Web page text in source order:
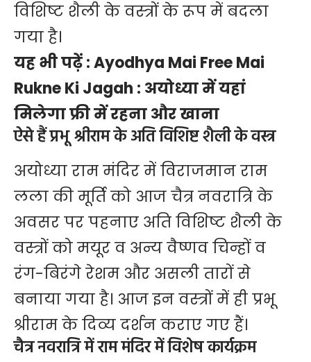
विशिष्ट शैली के वस्त्रों के रूप में बदला
गया है।
यह भी पढ़ें :Ayodhya Mai Free Mai
Rukne Ki Jagah : अयोध्या में यहां
मिलेगा फ्री में रहना और खाना
ऐसे हैं प्रभू श्रीराम के अति विशिष्ट शैली के वस्त्र
अयोध्याराम मंदिरमें विराजमान राम
लला की मूर्ति को आज चैत्र नवरात्रि के
अवसर पर पहनाए अति विशिष्ट शैली के
वस्त्रों को मयूर व अन्य वैष्णव चिन्हों व
रंग-बिरंगे रेशम और असली तारों से
बनाया गया है। आज इन वस्त्रों में ही प्रभू
श्रीराम के दिव्य दर्शन कराए गए हैं।
चैत्र नवरात्रि में राम मंदिर में विशेष कार्यक्रम